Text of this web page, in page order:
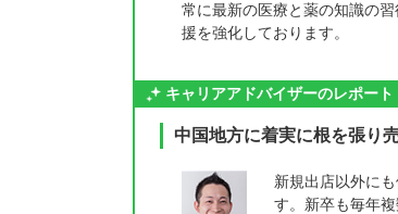
常に最新の医療と薬の知識の
援を強化しております。
キャリアアドバイザーのレポート
中国地方に着実に根を張り
新規出店以外に
す。新卒も毎年